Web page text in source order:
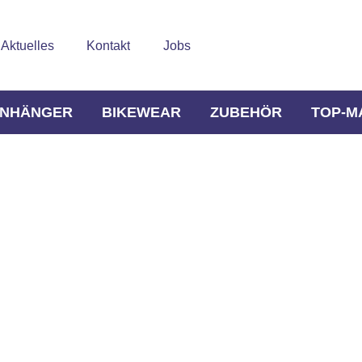
Aktuelles Kontakt Jobs
BIKEWEAR ZUBEHÖR TOP-